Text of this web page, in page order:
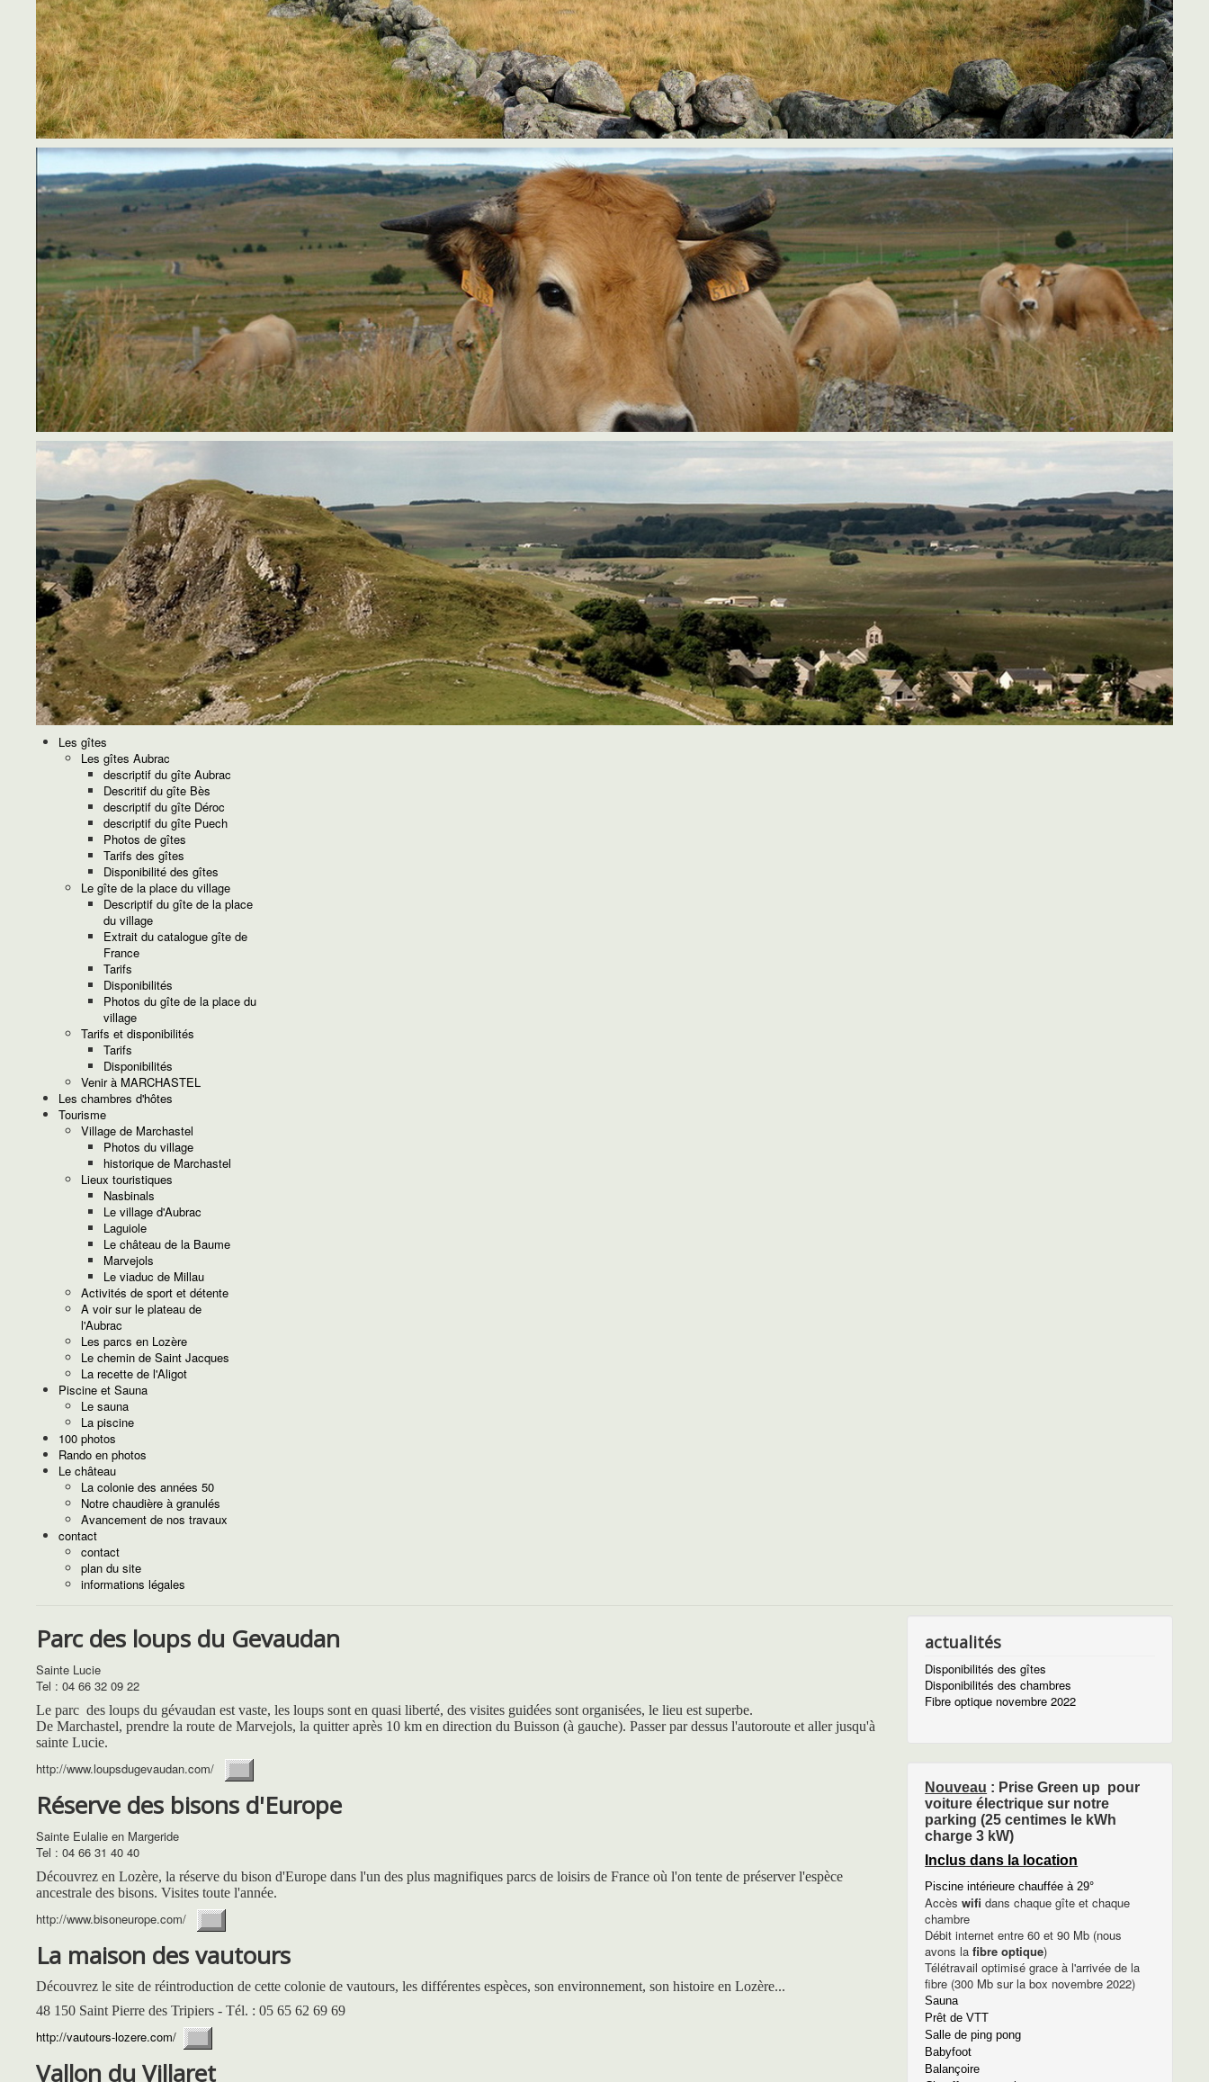
Les gîtes
Les gîtes Aubrac
descriptif du gîte Aubrac
Descritif du gîte Bès
descriptif du gîte Déroc
descriptif du gîte Puech
Photos de gîtes
Tarifs des gîtes
Disponibilité des gîtes
Le gîte de la place du village
Descriptif du gîte de la place
du village
Extrait du catalogue gîte de
France
Tarifs
Disponibilités
Photos du gîte de la place du
village
Tarifs et disponibilités
Tarifs
Disponibilités
Venir à MARCHASTEL
Les chambres d'hôtes
Tourisme
Village de Marchastel
Photos du village
historique de Marchastel
Lieux touristiques
Nasbinals
Le village d'Aubrac
Laguiole
Le château de la Baume
Marvejols
Le viaduc de Millau
Activités de sport et détente
A voir sur le plateau de
l'Aubrac
Les parcs en Lozère
Le chemin de Saint Jacques
La recette de l'Aligot
Piscine et Sauna
Le sauna
La piscine
100 photos
Rando en photos
Le château
La colonie des années 50
Notre chaudière à granulés
Avancement de nos travaux
contact
contact
plan du site
informations légales
Parc des loups du Gevaudan
Sainte Lucie
Tel : 04 66 32 09 22
Le parc des loups du gévaudan est vaste, les loups sont en quasi liberté, des visites guidées sont organisées, le lieu est superbe.
De Marchastel, prendre la route de Marvejols, la quitter après 10 km en direction du Buisson (à gauche). Passer par dessus l'autoroute et aller jusqu'à
sainte Lucie.
http://www.loupsdugevaudan.com/
Réserve des bisons d'Europe
Sainte Eulalie en Margeride
Tel : 04 66 31 40 40
Découvrez en Lozère, la réserve du bison d'Europe dans l'un des plus magnifiques parcs de loisirs de France où l'on tente de préserver l'espèce
ancestrale des bisons. Visites toute l'année.
http://www.bisoneurope.com/
La maison des vautours
Découvrez le site de réintroduction de cette colonie de vautours, les différentes espèces, son environnement, son histoire en Lozère...
48 150 Saint Pierre des Tripiers - Tél. : 05 65 62 69 69
http://vautours-lozere.com/
Vallon du Villaret
actualités
Disponibilités des gîtes
Disponibilités des chambres
Fibre optique novembre 2022
Nouveau : Prise Green up pour
voiture électrique sur notre
parking (25 centimes le kWh
charge 3 kW)
Inclus dans la location
Piscine intérieure chauffée à 29°
Accèswifi dans chaque gîte et chaque
chambre
Débit internet entre 60 et 90 Mb (nous
avons lafibre optique)
Télétravail optimisé grace à l'arrivée de la
fibre (300 Mb sur la box novembre 2022)
Sauna
Prêt de VTT
Salle de ping pong
Babyfoot
Balançoire